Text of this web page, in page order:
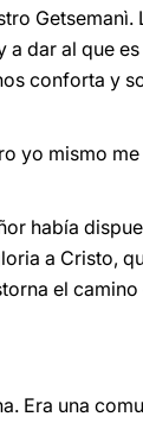
Getsemanì.
a dar al que
conforta y
yo mismo
había
a Cristo,
el
Era una